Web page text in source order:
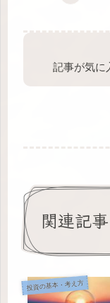
記事が気に
関連記事
投資の基本・考え方